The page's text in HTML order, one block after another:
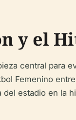
y el
central para
Femenino
estadio en la